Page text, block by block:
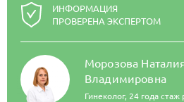
ИНФОРМАЦИЯ
ПРОВЕРЕНА ЭКСПЕРТОМ
Морозова
Владимировна
Гинеколог, 24 года стаж